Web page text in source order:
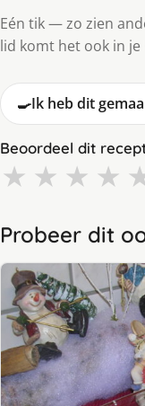
Eén tik — zo zien
lid komt het ook in je
🍳Ik heb dit
Beoordeel dit
★ ★ ★ ★
Probeer dit